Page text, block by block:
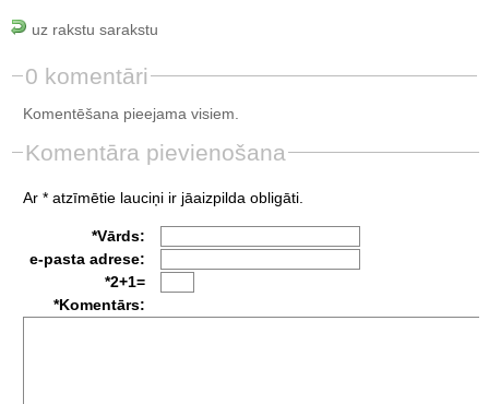
uz rakstu sarakstu
0 komentāri
Komentēšana pieejama visiem.
Komentāra pievienošana
Ar * atzīmētie lauciņi ir jāaizpilda obligāti.
*Vārds:
e-pasta adrese:
*2+1=
*Komentārs: